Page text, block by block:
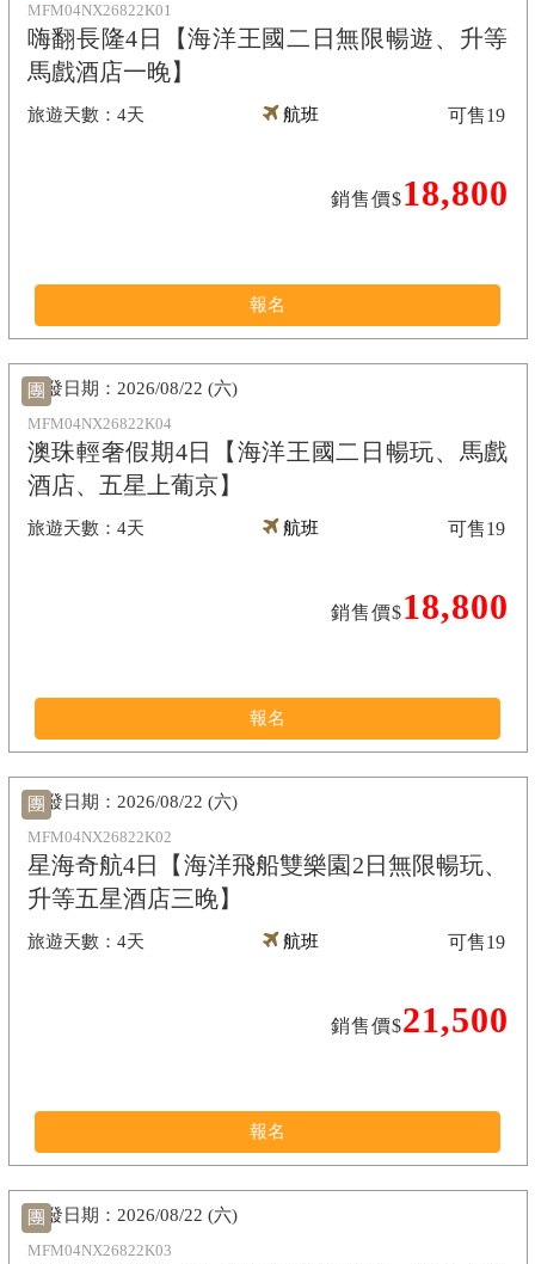
MFM04NX26822K01
嗨翻長隆4日【海洋王國二日無限暢遊、升等
馬戲酒店一晚】
4天 航班
銷售價$18,800
可售19
報名
團
MFM04NX26822K04
澳珠輕奢假期4日【海洋王國二日暢玩、馬戲
酒店、五星上葡京】
4天
2026/08/22 (六)
航班
銷售價$18,800
可售19
報名
團
MFM04NX26822K02
星海奇航4日【海洋飛船雙樂園2日無限暢玩、
升等五星酒店三晚】
4天
2026/08/22 (六)
航班
銷售價$21,500
可售19
報名
團
MFM04NX26822K03
2026/08/22 (六)